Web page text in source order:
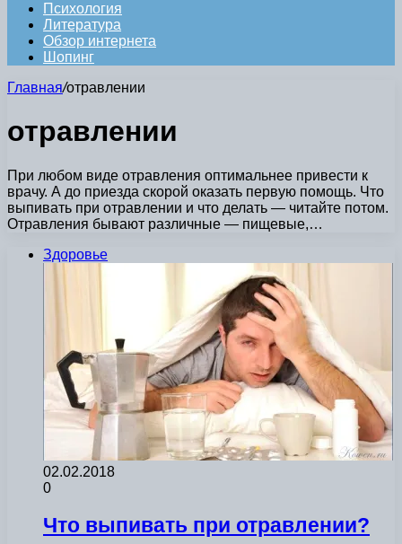
Психология
Литература
Обзор интернета
Шопинг
Главная/отравлении
отравлении
При любом виде отравления оптимальнее привести к
врачу. А до приезда скорой оказать первую помощь. Что
выпивать при отравлении и что делать — читайте потом.
Отравления бывают различные — пищевые,…
Здоровье
02.02.2018
0
Что выпивать при отравлении?